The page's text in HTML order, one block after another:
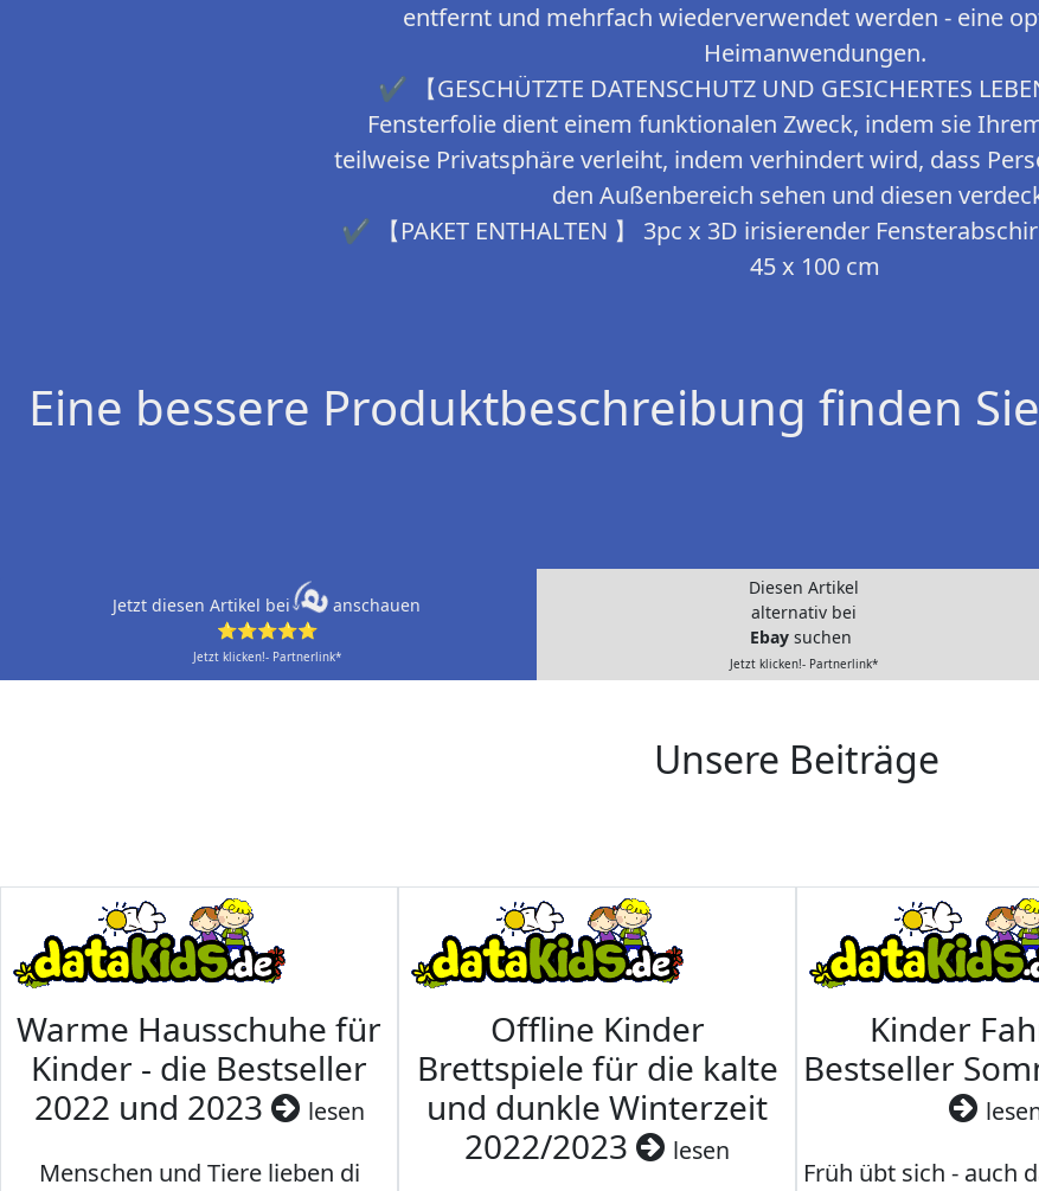
entfernt und mehrfach wiederverwendet werden - eine
Heimanwendungen.
✔ 【GESCHÜTZTE DATENSCHUTZ UND GESICHERTES
Fensterfolie dient einem funktionalen Zweck, indem sie
teilweise Privatsphäre verleiht, indem verhindert wird, dass
den Außenbereich sehen und diesen
✔ 【PAKET ENTHALTEN 】 3pc x 3D irisierender
45 x 100 cm
Eine bessere Produktbeschreibung finden
Jetzt diesen Artikel bei
anschauen
⭐⭐⭐⭐⭐
Jetzt klicken!- Partnerlink*
Diesen Artikel
alternativ bei
Ebay suchen
Jetzt klicken!- Partnerlink*
Unsere Beiträge
Warme Hausschuhe für
Kinder - die Bestseller
2022 und 2023
lesen
Menschen und Tiere lieben di
Offline Kinder
Brettspiele für die kalte
und dunkle Winterzeit
2022/2023
lesen
Kinder
Bestseller
Früh übt sich - auch